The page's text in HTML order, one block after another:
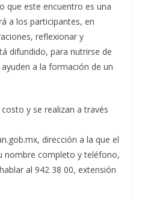
que este encuentro es una
a los participantes, en
reflexionar y
difundido, para nutrirse de
a la formación de un
y se realizan a través
dirección a la que el
nombre completo y teléfono,
al 942 38 00, extensión